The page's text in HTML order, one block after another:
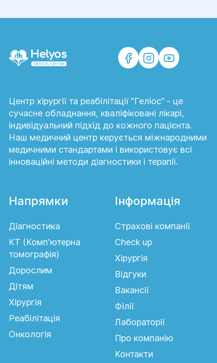
Центр хірургії та реабілітації “Геліос” - це
сучасне обладнання, кваліфіковані лікарі,
індивідуальний підхід до кожного пацієнта.
Наш медичний центр керується міжнародними
медичними стандартами і використовує всі
інноваційні методи діагностики і терапії.
Напрямки
Діагностика
КТ (Комп'ютерна
томографія)
Дорослим
Дітям
Хірургія
Реабілітація
Онкологія
Інформація
Страхові компанії
Сheck up
Хірургія
Відгуки
Вакансії
Філії
Лабораторії
Про компанію
Контакти